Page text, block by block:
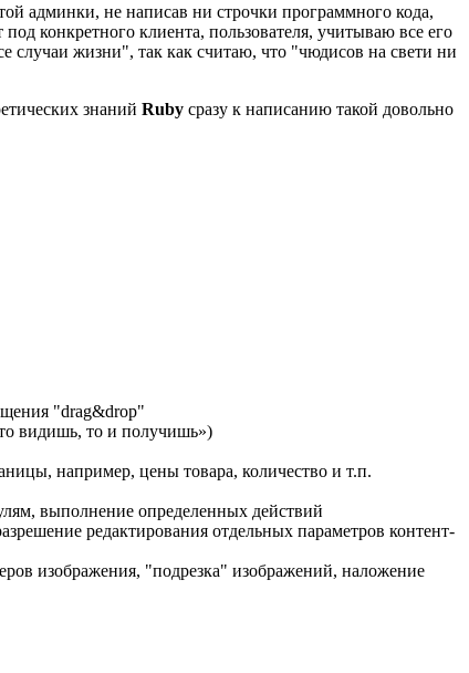
админки, не написав ни строчки программного кода,
конкретного клиента, пользователя, учитываю все его
случаи жизни", так как считаю, что "чюдисов на свети ни
знаний Ruby сразу к написанию такой довольно
"drag&drop"
видишь, то и получишь»)
например, цены товара, количество и т.п.
выполнение определенных действий
редактирования отдельных параметров контент-
изображения, "подрезка" изображений, наложение